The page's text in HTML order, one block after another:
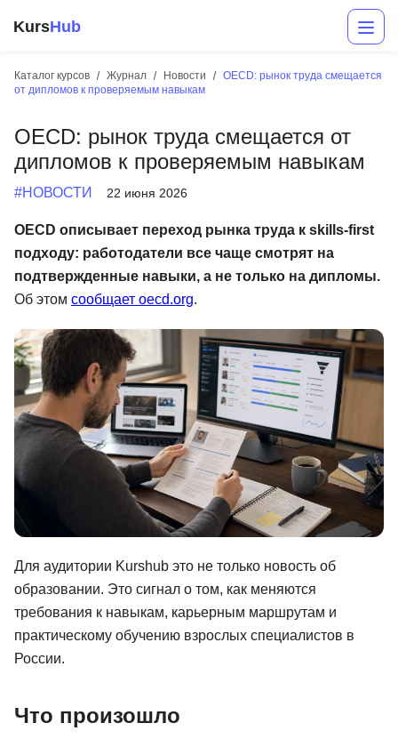
KursHub
Каталог курсов Журнал Новости
OECD: рынок труда смещается
от дипломов к проверяемым навыкам
OECD: рынок труда смещается от
дипломов к проверяемым навыкам
#НОВОСТИ 22 июня 2026
OECD описывает переход рынка труда к skills-first
подходу: работодатели все чаще смотрят на
подтвержденные навыки, а не только на дипломы.
Об этом сообщает oecd.org.
Для аудитории Kurshub это не только новость об
образовании. Это сигнал о том, как меняются
требования к навыкам, карьерным маршрутам и
практическому обучению взрослых специалистов в
России.
Что произошло
Разработка
Маркетинг
Аналитика
Менеджмент
Иностранные языки
Soft Skills
ДПО
Детям
Акции и промокоды
Рейтинг онлайн-школ